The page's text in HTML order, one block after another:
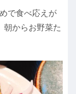
で食べ応えが
朝からお野菜た